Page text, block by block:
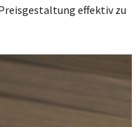
effektiv zu